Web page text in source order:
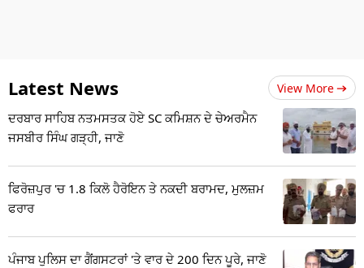
Latest News View More
ਦਰਬਾਰ ਸਾਹਿਬ ਨਤਮਸਤਕ ਹੋਏ SC ਕਮਿਸ਼ਨ ਦੇ ਚੇਅਰਮੈਨ
ਜਸਬੀਰ ਸਿੰਘ ਗੜ੍ਹੀ, ਜਾਣੋ
ਫਿਰੋਜ਼ਪੁਰ 'ਚ 1.8 ਕਿਲੋ ਹੈਰੋਇਨ ਤੇ ਨਕਦੀ ਬਰਾਮਦ, ਮੁਲਜ਼ਮ
ਫਰਾਰ
ਪੰਜਾਬ ਪੁਲਿਸ ਦਾ ਗੈਂਗਸਟਰਾਂ 'ਤੇ ਵਾਰ ਦੇ 200 ਦਿਨ ਪੂਰੇ, ਜਾਣੋ